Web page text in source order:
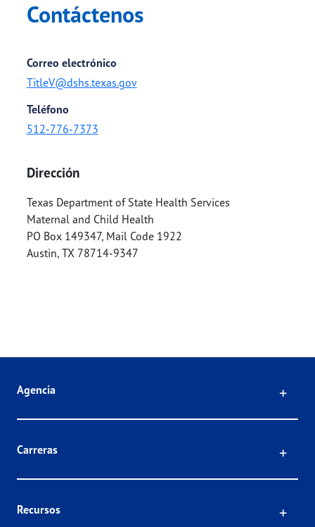
Contáctenos
Correo electrónico
TitleV@dshs.texas.gov
Teléfono
512-776-7373
Dirección
Texas Department of State Health Services
Maternal and Child Health
PO Box 149347, Mail Code 1922
Austin, TX 78714-9347
Agencia
Carreras
Recursos